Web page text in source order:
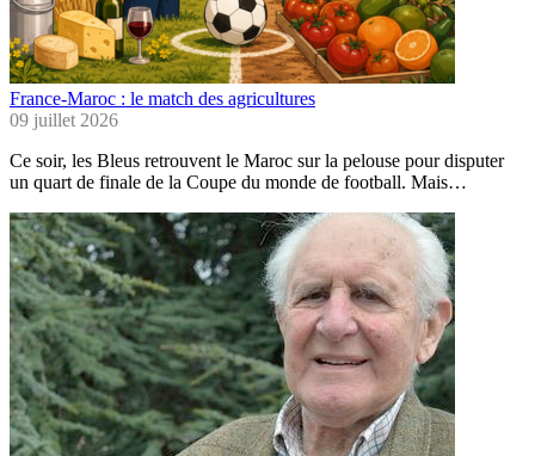
France-Maroc : le match des agricultures
09 juillet 2026
Ce soir, les Bleus retrouvent le Maroc sur la pelouse pour disputer
un quart de finale de la Coupe du monde de football. Mais…